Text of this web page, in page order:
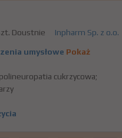
Doustnie Inpharm Sp. z o.o.
umysłowe Pokaż
cukrzycowa;